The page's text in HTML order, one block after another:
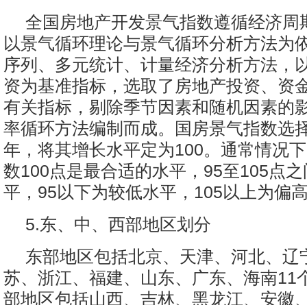
全国房地产开发景气指数遵循经济周
以景气循环理论与景气循环分析方法为
序列、多元统计、计量经济分析方法，
资为基准指标，选取了房地产投资、资
有关指标，剔除季节因素和随机因素的
率循环方法编制而成。国房景气指数选
年，将其增长水平定为100。通常情况
数100点是最合适的水平，95至105点
平，95以下为较低水平，105以上为偏
5.东、中、西部地区划分
东部地区包括北京、天津、河北、辽
苏、浙江、福建、山东、广东、海南11
部地区包括山西、吉林、黑龙江、安徽